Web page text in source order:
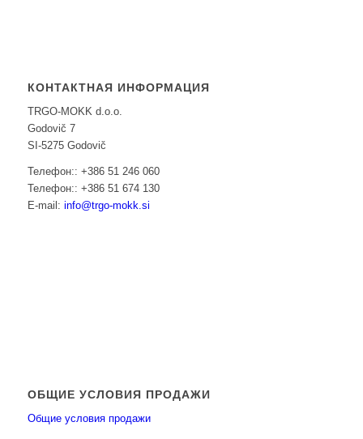
КОНТАКТНАЯ ИНФОРМАЦИЯ
TRGO-MOKK d.o.o.
Godovič 7
SI-5275 Godovič
Телефон:: +386 51 246 060
Телефон:: +386 51 674 130
E-mail: info@trgo-mokk.si
ОБЩИЕ УСЛОВИЯ ПРОДАЖИ
Общие условия продажи